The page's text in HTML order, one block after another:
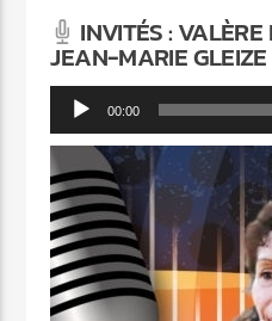
INVITÉS :
JEAN-MARIE GLEIZE
Lecteur 00:00